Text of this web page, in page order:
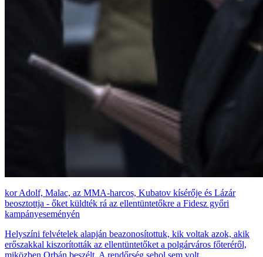
Adolf, Malac, az MMA-harcos, Kubatov kísérője és Lázár
beosztottja - őket küldték rá az ellentüntetőkre a Fidesz győri
kampányeseményén
Helyszíni felvételek alapján beazonosítottuk, kik voltak azok, akik
erőszakkal kiszorították az ellentüntetőket a polgárváros főteréről,
miközben Orbán beszélt. A rendőrség sehol sem volt.